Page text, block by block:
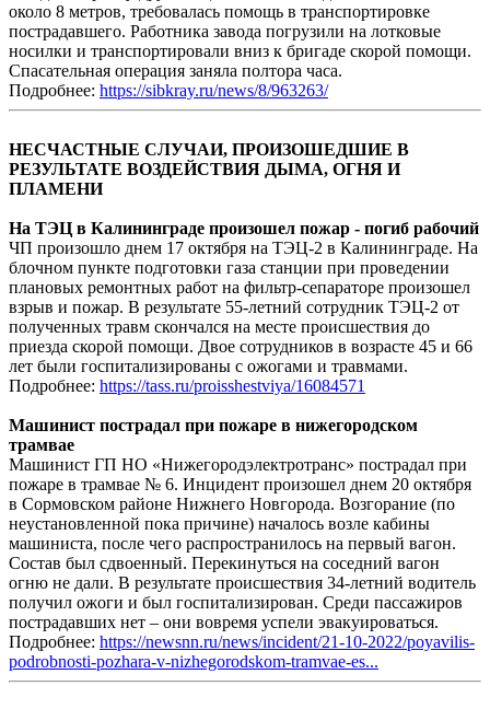
около 8 метров, требовалась помощь в транспортировке
пострадавшего. Работника завода погрузили на лотковые
носилки и транспортировали вниз к бригаде скорой помощи.
Спасательная операция заняла полтора часа.
Подробнее: https://sibkray.ru/news/8/963263/
НЕСЧАСТНЫЕ СЛУЧАИ, ПРОИЗОШЕДШИЕ В
РЕЗУЛЬТАТЕ ВОЗДЕЙСТВИЯ ДЫМА, ОГНЯ И
ПЛАМЕНИ
На ТЭЦ в Калининграде произошел пожар - погиб рабочий
ЧП произошло днем 17 октября на ТЭЦ-2 в Калининграде. На
блочном пункте подготовки газа станции при проведении
плановых ремонтных работ на фильтр-сепараторе произошел
взрыв и пожар. В результате 55-летний сотрудник ТЭЦ-2 от
полученных травм скончался на месте происшествия до
приезда скорой помощи. Двое сотрудников в возрасте 45 и 66
лет были госпитализированы с ожогами и травмами.
Подробнее: https://tass.ru/proisshestviya/16084571
Машинист пострадал при пожаре в нижегородском
трамвае
Машинист ГП НО «Нижегородэлектротранс» пострадал при
пожаре в трамвае № 6. Инцидент произошел днем 20 октября
в Сормовском районе Нижнего Новгорода. Возгорание (по
неустановленной пока причине) началось возле кабины
машиниста, после чего распространилось на первый вагон.
Состав был сдвоенный. Перекинуться на соседний вагон
огню не дали. В результате происшествия 34-летний водитель
получил ожоги и был госпитализирован. Среди пассажиров
пострадавших нет – они вовремя успели эвакуироваться.
Подробнее: https://newsnn.ru/news/incident/21-10-2022/poyavilis-
podrobnosti-pozhara-v-nizhegorodskom-tramvae-es...